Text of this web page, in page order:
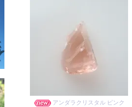
アンダラクリスタル ピンク